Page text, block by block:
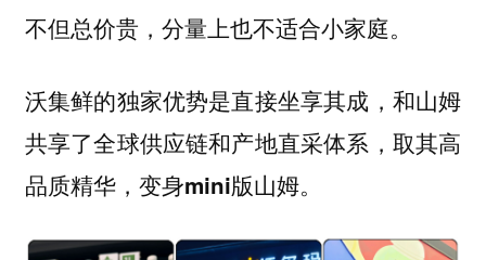
不但总价贵，分量上也不适合小家庭。
沃集鲜的独家优势是直接坐享其成，和山姆
共享了全球供应链和产地直采体系，取其高
品质精华，变身mini版山姆。